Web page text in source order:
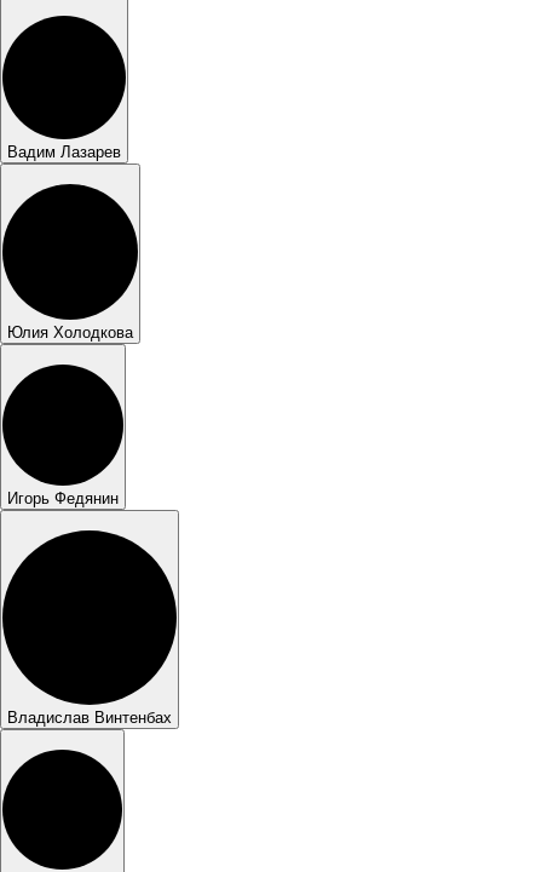
Вадим Лазарев
Юлия Холодкова
Игорь Федянин
Владислав Винтенбах